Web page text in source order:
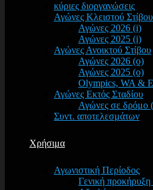
κύριες διοργανώσεις
Αγώνες Κλειστού Στίβου
Αγώνες 2026 (i)
Αγώνες 2025 (i)
Αγώνες Ανοικτού Στίβου
Αγώνες 2026 (o)
Αγώνες 2025 (o)
Olympics, WA &
Αγώνες Εκτός Σταδίου
Αγώνες σε δρόμο
Συντ. αποτελεσμάτων
Χρήσιμα
Αγωνιστική Περίοδος
Γενική